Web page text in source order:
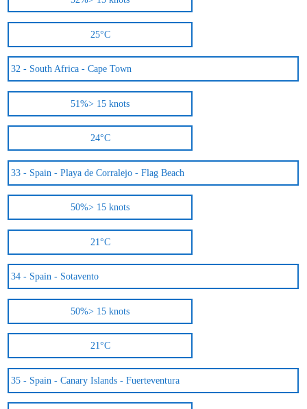
25°C
32 - South Africa - Cape Town
51%> 15 knots
24°C
33 - Spain - Playa de Corralejo - Flag Beach
50%> 15 knots
21°C
34 - Spain - Sotavento
50%> 15 knots
21°C
35 - Spain - Canary Islands - Fuerteventura